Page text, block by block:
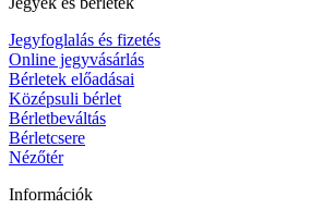
Jegyfoglalás és fizetés
Online jegyvásárlás
Bérletek előadásai
Középsuli bérlet
Bérletbeváltás
Bérletcsere
Nézőtér
Információk